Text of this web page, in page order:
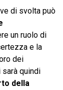
di svolta può
un ruolo di
e la
dei
quindi
della